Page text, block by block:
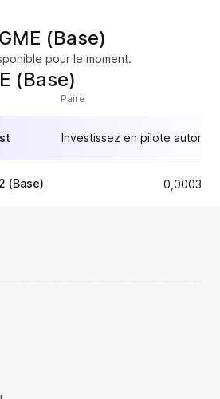
(Base)
pour le moment.
(Base)
Paire
Investissez en pilote
(Base)